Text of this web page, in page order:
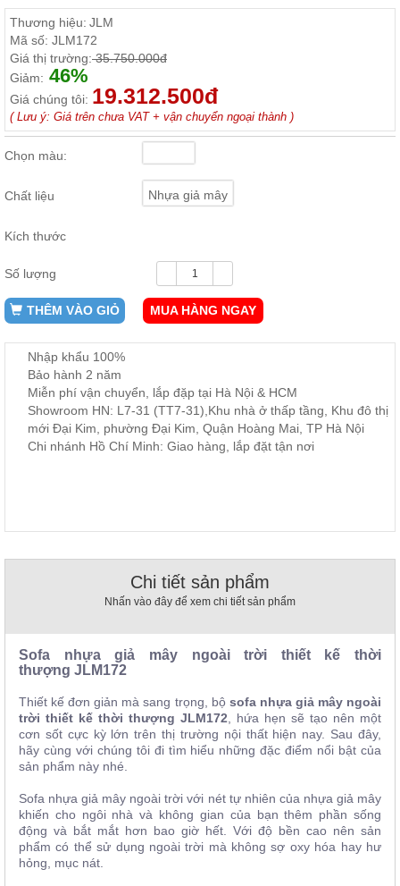
Giường
áo, bàn
trang
điểm
Nội
Thất
ăn,
kệ
Nội
Thất
Ban
Công,
Vườn
Trang
Nội
Thất
Nhà
Hàng
Thất
Thương hiệu: JLM
Mã số: JLM172
Giá thị trường:35.750.000đ
Giảm: 46%
Giá chúng tôi: 19.312.500đ
( Lưu ý: Giá trên chưa VAT + vận chuyển ngoại thành )
Chọn màu:
Chất liệu Nhựa giả mây
Kích thước
Số lượng
THÊM VÀO GIỎ MUA HÀNG NGAY
Nhập khẩu 100%
Bảo hành 2 năm
Miễn phí vận chuyển, lắp đặp tại Hà Nội & HCM
Showroom HN: L7-31 (TT7-31),Khu nhà ở thấp tầng, Khu đô thị
mới Đại Kim, phường Đại Kim, Quận Hoàng Mai, TP Hà Nội
Chi nhánh Hồ Chí Minh: Giao hàng, lắp đặt tận nơi
Chi tiết sản phẩm
Nhấn vào đây để xem chi tiết sản phẩm
Sofa nhựa giả mây ngoài trời thiết kế thời
thượng JLM172
Thiết kế đơn giản mà sang trọng, bộ sofa nhựa giả mây ngoài
trời thiết kế thời thượng JLM172 , hứa hẹn sẽ tạo nên một
cơn sốt cực kỳ lớn trên thị trường nội thất hiện nay. Sau đây,
hãy cùng với chúng tôi đi tìm hiểu những đặc điểm nổi bật của
sản phẩm này nhé.
Sofa nhựa giả mây ngoài trời với nét tự nhiên của nhựa giả mây
khiến cho ngôi nhà và không gian của bạn thêm phần sống
động và bắt mắt hơn bao giờ hết. Với độ bền cao nên sản
phẩm có thể sử dụng ngoài trời mà không sợ oxy hóa hay hư
hỏng, mục nát.